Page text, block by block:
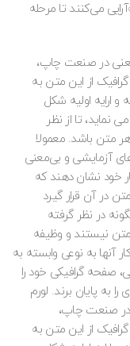
می‌کنند تا مرحله
در صنعت چاپ،
از این متن به
ارایه اولیه شکل
تا از نظر
متن باشد. معمولا
آزمایشی و بی‌معنی
خود نشان دهند که
در آن قرار گیرد
در نظر گرفته
نیستند و وظیفه
آنها به نوعی وابسته به
صفحه گرافیکی خود را
به پایان برند. لورم
در صنعت چاپ،
از این متن به